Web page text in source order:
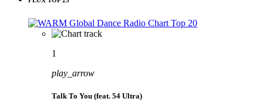
1
play_arrow
Talk To You (feat. 54 Ultra)